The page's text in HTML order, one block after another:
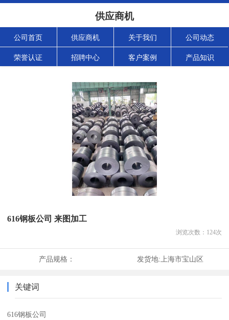
供应商机
公司首页 供应商机 关于我们 公司动态
荣誉认证 招聘中心 客户案例 产品知识
616钢板公司 来图加工
浏览次数： 124次
产品规格： 发货地: 上海市宝山区
关键词
616钢板公司